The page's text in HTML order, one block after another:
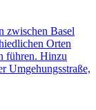
zwischen Basel
Orten
führen. Hinzu
Umgehungsstraße,